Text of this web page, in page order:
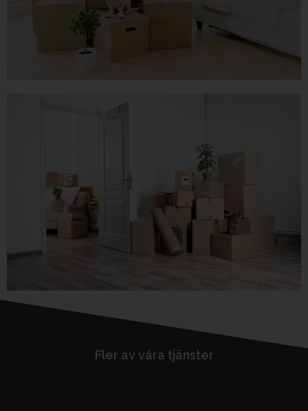
Fler av våra tjänster